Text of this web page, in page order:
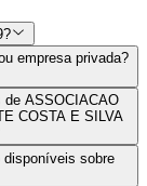
empresa privada?
ASSOCIACAO
COSTA E SILVA
sobre